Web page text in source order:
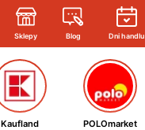
Sklepy Blog Dni handlu
Kaufland POLOmarket